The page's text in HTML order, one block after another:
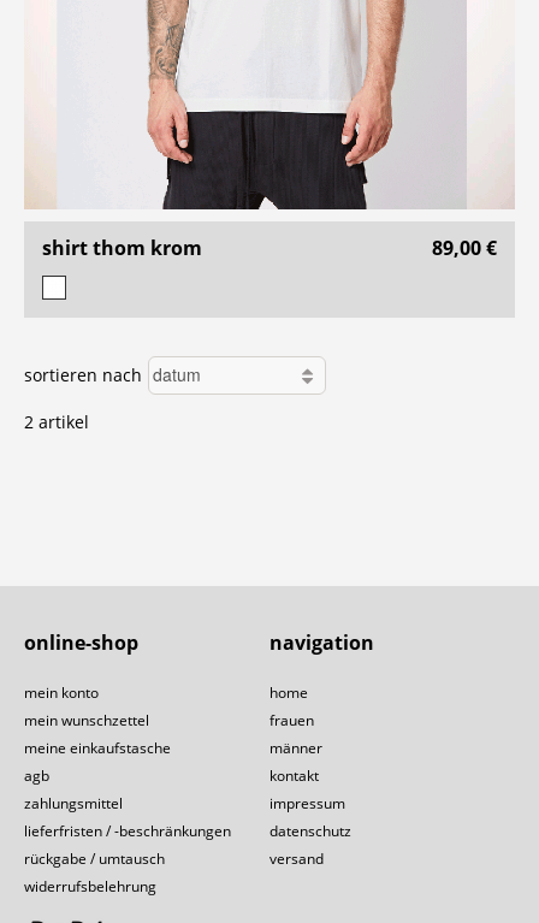
shirt thom krom 89,00 €
sortieren nach
2 artikel
navigation
home
frauen
männer
kontakt
impressum
datenschutz
versand
online-shop
mein konto
mein wunschzettel
meine einkaufstasche
agb
zahlungsmittel
lieferfristen / -beschränkungen
rückgabe / umtausch
widerrufsbelehrung